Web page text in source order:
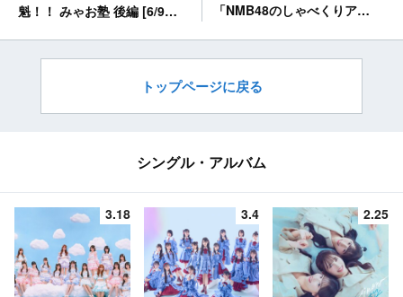
魁！！ みゃお塾 後編 [6/9
「NMB48のしゃべくりア
トップページに戻る
シングル・アルバム
3.18 3.4 2.25